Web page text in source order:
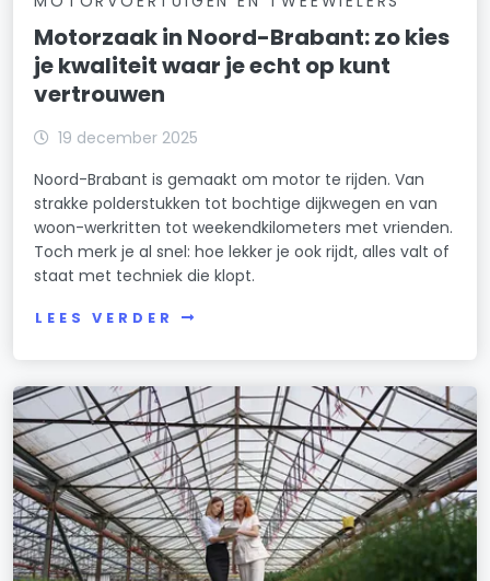
Motorzaak in Noord-Brabant: zo kies
je kwaliteit waar je echt op kunt
vertrouwen
19 december 2025
Noord-Brabant is gemaakt om motor te rijden. Van
strakke polderstukken tot bochtige dijkwegen en van
woon-werkritten tot weekendkilometers met vrienden.
Toch merk je al snel: hoe lekker je ook rijdt, alles valt of
staat met techniek die klopt.
LEES VERDER